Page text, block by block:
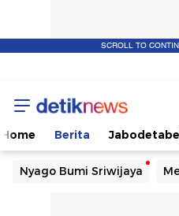
SCROLL TO
Home Berita
Nyago Bumi Sriwijaya